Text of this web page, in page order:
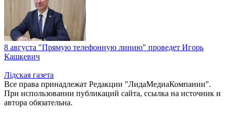
8 августа "Прямую телефонную линию" проведет Игорь
Кашкевич
Лiдская газета
Все права принадлежат Редакции "ЛидаМедиаКомпании".
При использовании публикаций сайта, ссылка на источник и
автора обязательна.